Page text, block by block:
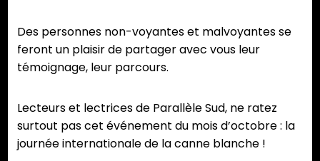
Des personnes non-voyantes et malvoyantes se
feront un plaisir de partager avec vous leur
témoignage, leur parcours.
Lecteurs et lectrices de Parallèle Sud, ne ratez
surtout pas cet événement du mois d’octobre : la
journée internationale de la canne blanche !